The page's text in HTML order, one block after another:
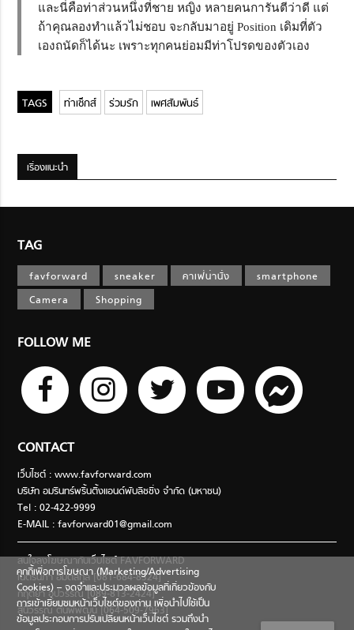
และนี่คือท่าส่วนหนึ่งที่ชาย หญิง หลายคนการันตีว่าดี แต่
ถ้าคุณลองทำแล้วไม่ชอบ จะกลับมาอยู่ Position เดิมที่ตัว
เองถนัดก็ได้นะ เพราะทุกคนย่อมมีท่าโปรดของตัวเอง
ท่าเซ็กส์ ร่วมรัก เพศสัมพันธ์
เรื่องแนะนำ
TAG
favforward sneaker คาเฟ่น่านั่ง
smartphone
Camera
Shopping
FOLLOW ME
CONTACT
เว็บไซต์ : www.favforward.com
บริษัท อมรินทร์พริ้นติ้งแอนด์พับลิชชิ่ง จำกัด (มหาชน)
Tel : 02-422-9999
E-MAIL :favforward01@gmail.com
สนใจลงโฆษณากับเว็บไซต์ FAVFORWARD
เนตรนภา อมตสกุล [081-684-8324]
กฤตยา อุปวรรณ [089-813-2424]
สินีวรรณ ตันพิพัฒน์ [064-509-7963]
คุกกี้เพื่อการโฆษณา (Marketing/Advertising
Cookies) – จดจำและประมวลผลข้อมูลที่เกี่ยวข้องกับ
การเข้าเยี่ยมชมหน้าเว็บไซต์ของท่าน เพื่อนำไปใช้เป็น
ข้อมูลประกอบการปรับเปลี่ยนหน้าเว็บไซต์ รวมถึงนำ